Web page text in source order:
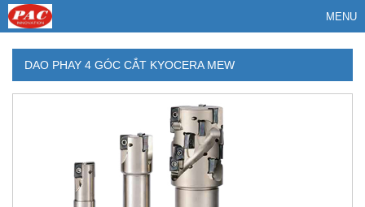
MENU
DAO PHAY 4 GÓC CẮT KYOCERA MEW